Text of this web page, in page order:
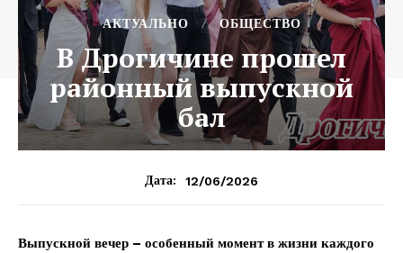
АКТУАЛЬНО ОБЩЕСТВО
В Дрогичине прошел
районный выпускной
бал
Дата: 12/06/2026
Выпускной вечер – особенный момент в жизни каждого